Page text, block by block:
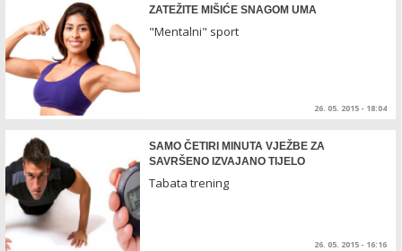
ZATEŽITE MIŠIĆE SNAGOM UMA
"Mentalni" sport
26. 05. 2015 - 18:04
SAMO ČETIRI MINUTA VJEŽBE ZA
SAVRŠENO IZVAJANO TIJELO
Tabata trening
26. 05. 2015 - 16:16